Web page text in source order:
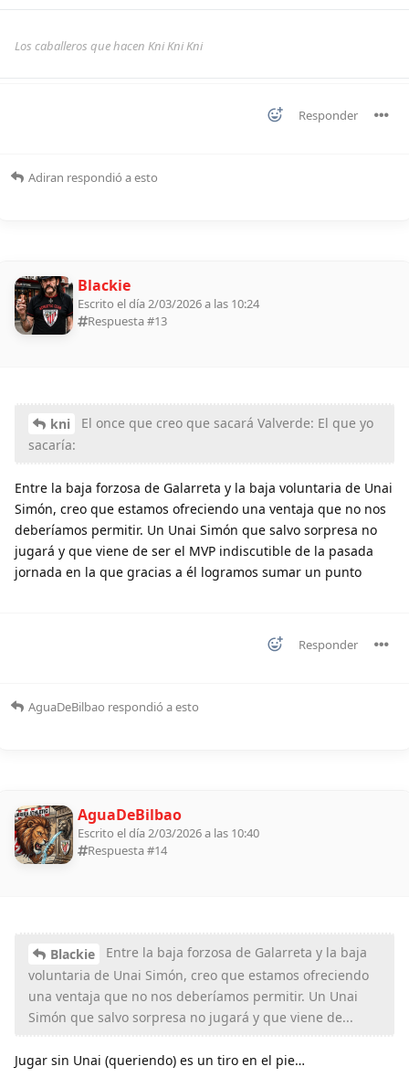
Los caballeros que hacen Kni Kni Kni
Responder
Adiran respondió a esto
Blackie
Escrito el día 2/03/2026 a las 10:24
Respuesta #13
kni
El once que creo que sacará Valverde: El que yo
sacaría:
Entre la baja forzosa de Galarreta y la baja voluntaria de Unai
Simón, creo que estamos ofreciendo una ventaja que no nos
deberíamos permitir. Un Unai Simón que salvo sorpresa no
jugará y que viene de ser el MVP indiscutible de la pasada
jornada en la que gracias a él logramos sumar un punto
Responder
AguaDeBilbao respondió a esto
AguaDeBilbao
Escrito el día 2/03/2026 a las 10:40
Respuesta #14
Blackie
Entre la baja forzosa de Galarreta y la baja
voluntaria de Unai Simón, creo que estamos ofreciendo
una ventaja que no nos deberíamos permitir. Un Unai
Simón que salvo sorpresa no jugará y que viene de...
Jugar sin Unai (queriendo) es un tiro en el pie…